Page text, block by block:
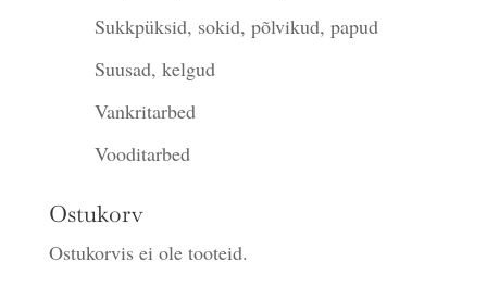
Sukkpüksid, sokid, põlvikud, papud
Suusad, kelgud
Vankritarbed
Vooditarbed
Ostukorv
Ostukorvis ei ole tooteid.